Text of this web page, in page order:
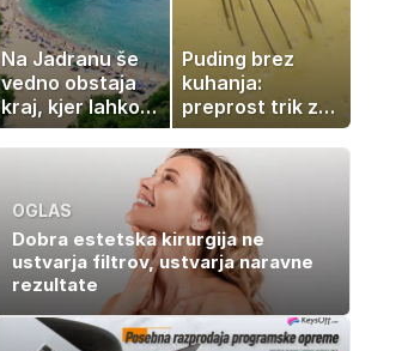
Na Jadranu še
vedno obstaja
kraj, kjer lahko
dopustujete
poceni:
nastanitev že od
10 evrov, kosilo
za pet evrov
Puding brez
kuhanja:
preprost trik za
pripravo v le
nekaj minutah
OGLAS
Dobra estetska kirurgija ne
ustvarja filtrov, ustvarja naravne
rezultate